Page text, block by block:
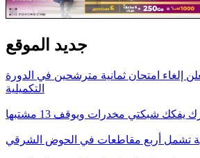
جديد الموقع
إلغاء امتحان ثمانية مترشحين في الدورة
التكميلية
يفكك شبكتي مخدرات ويوقف 13 مشتبها
تشمل أربع مقاطعات في الحوض الشرقي